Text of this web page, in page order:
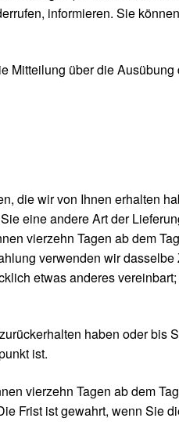
informieren. Sie
Mitteilung über die
die wir von Ihnen erhalten
eine andere Art der
vierzehn Tagen ab dem
verwenden wir
etwas anderes
haben oder bis
ist.
vierzehn Tagen ab dem
Frist ist gewahrt, wenn Sie